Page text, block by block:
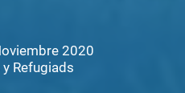
2020
Refugiads